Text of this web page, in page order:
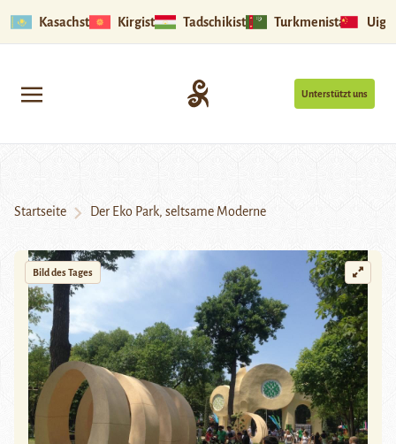
Kasachstan Kirgistan Tadschikistan Turkmenistan
Unterstützt uns
Startseite Der Eko Park, seltsame Moderne
Bild des Tages